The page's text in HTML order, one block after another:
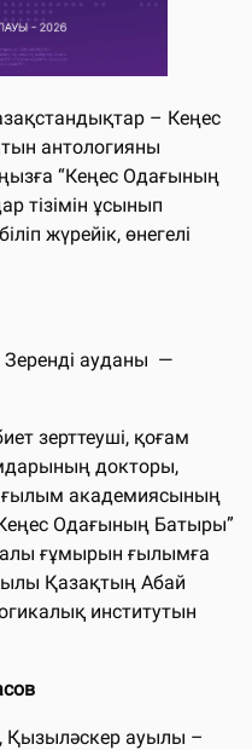
– Кеңес
антологияны
“Кеңес Одағының
тізімін ұсынып
жүрейік, өнегелі
ауданы —
зерттеуші, қоғам
докторы,
ғылым академиясының
Одағының Батыры”
ғұмырын ғылымға
Қазақтың Абай
институтын
Қызыләскер ауылы –